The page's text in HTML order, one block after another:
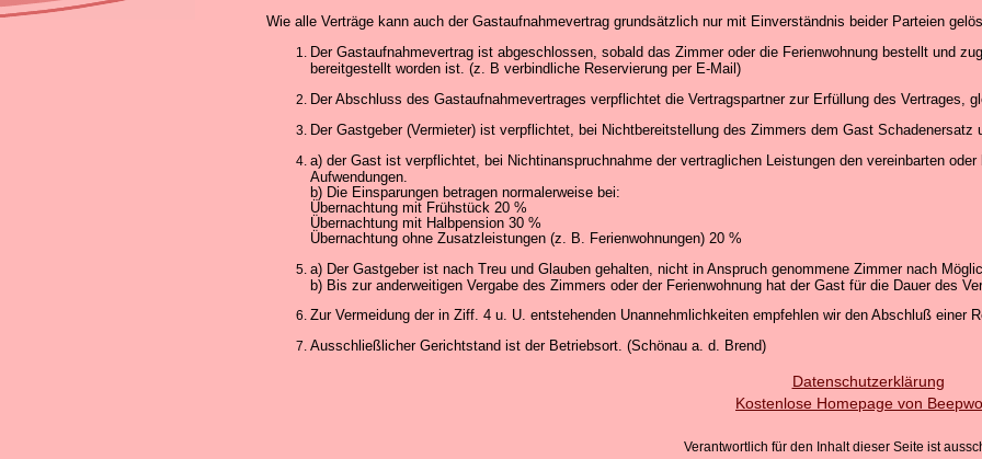
Wie alle Verträge kann auch der Gastaufnahmevertrag grundsätzlich nur mit Einverständnis beider Parteien
Der Gastaufnahmevertrag ist abgeschlossen, sobald das Zimmer oder die Ferienwohnung bestellt und
bereitgestellt worden ist. (z. B verbindliche Reservierung per E-Mail)
Der Abschluss des Gastaufnahmevertrages verpflichtet die Vertragspartner zur Erfüllung des Vertrages,
Der Gastgeber (Vermieter) ist verpflichtet, bei Nichtbereitstellung des Zimmers dem Gast Schadenersatz
a) der Gast ist verpflichtet, bei Nichtinanspruchnahme der vertraglichen Leistungen den vereinbarten
Aufwendungen.
b) Die Einsparungen betragen normalerweise bei:
Übernachtung mit Frühstück 20 %
Übernachtung mit Halbpension 30 %
Übernachtung ohne Zusatzleistungen (z. B. Ferienwohnungen) 20 %
a) Der Gastgeber ist nach Treu und Glauben gehalten, nicht in Anspruch genommene Zimmer nach
b) Bis zur anderweitigen Vergabe des Zimmers oder der Ferienwohnung hat der Gast für die Dauer des
Zur Vermeidung der in Ziff. 4 u. U. entstehenden Unannehmlichkeiten empfehlen wir den Abschluß einer
Ausschließlicher Gerichtstand ist der Betriebsort. (Schönau a. d. Brend)
Datenschutzerklärung
Kostenlose Homepage von
Verantwortlich für den Inhalt dieser Seite ist